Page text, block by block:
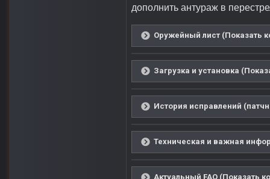
дополнить антураж в
Оружейный лист (Показать
Загрузка и установка
История исправлений
Техническая и важная
Актуальный FAQ (Показать